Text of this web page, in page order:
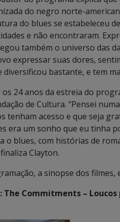
do negro norte-
do blues se estabeleceu
e não encontraram.
também o universo das
expressar suas dores,
diversificou bastante, e tem
24 anos da estreia do
de Cultura. “Pensei
tenham acesso e que seja
era um sonho que eu tinha
o blues, com histórias de
Clayton.
a sinopse dos filmes,
Commitments – Loucos